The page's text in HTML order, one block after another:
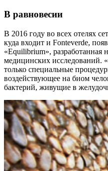
В равновесии
В 2016 году во всех отелях
куда входит и Fonteverde,
«Equilibrium», разработанная
медицинских исследований.
только специальные
воздействующее на биом
бактерий, живущие в